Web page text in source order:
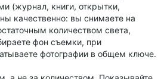
(журнал, книги, открытки,
качественно: вы снимаете на
количеством света,
фон съемки, при
фотографии в общем ключе.